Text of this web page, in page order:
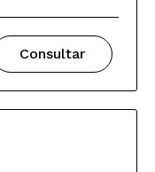
Consultar